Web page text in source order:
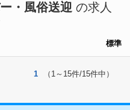
・風俗送迎 の求人
標準
1 （1～15件/15件中）